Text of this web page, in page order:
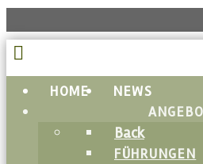
HOME
NEWS
Back
FÜHRUNGEN